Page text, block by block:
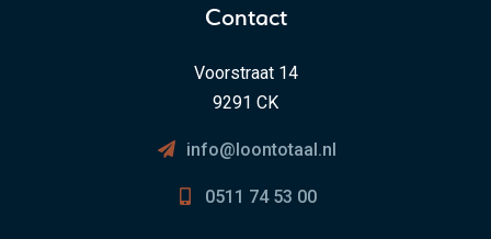
Contact
Voorstraat 14
9291 CK
info@loontotaal.nl
0511 74 53 00